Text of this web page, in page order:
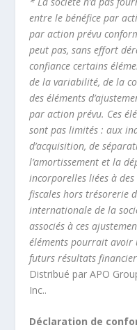
entre le bénéfice par
par action prévu
peut pas, sans effort
confiance certains
de la variabilité, de la
des éléments
par action prévu. Ces
sont pas limités : aux
d’acquisition, de
l’amortissement et la
incorporelles liées à
fiscales hors trésorerie
internationale de la
associés à ces
éléments pourrait avoir
futurs résultats
Distribué par APO
Inc..
Déclaration de